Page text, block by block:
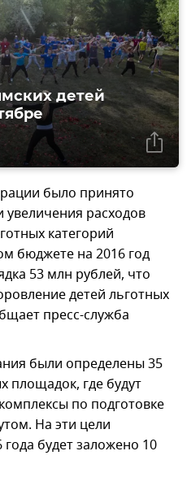
детей
было принято
расходов
категорий
бюджете на 2016 год
53 млн рублей, что
детей льготных
пресс-служба
были определены 35
площадок, где будут
по подготовке
На эти цели
будет заложено 10